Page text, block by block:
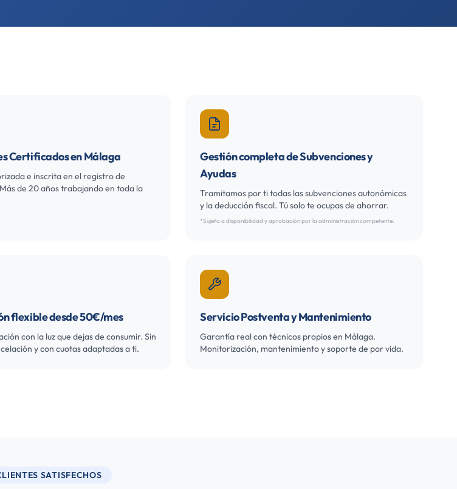
Certificados en Málaga
e inscrita en el registro de
de 20 años trabajando en toda la
Gestión completa de Subvenciones y
Ayudas
Tramitamos por ti todas las subvenciones autonómicas
y la deducción fiscal. Tú solo te ocupas de ahorrar.
*Sujeto a disponibilidad y aprobación por la administración competente.
flexible desde 50€/mes
con la luz que dejas de consumir. Sin
y con cuotas adaptadas a ti.
Servicio Postventa y Mantenimiento
Garantía real con técnicos propios en Málaga.
Monitorización, mantenimiento y soporte de por vida.
SATISFECHOS